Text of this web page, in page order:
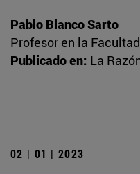
Pablo Blanco Sarto
Profesor en la
Publicado en: La
02 | 01 | 2023